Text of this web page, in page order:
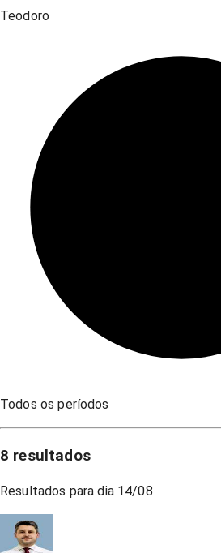
Teodoro
Todos os períodos
8 resultados
Resultados para dia 14/08